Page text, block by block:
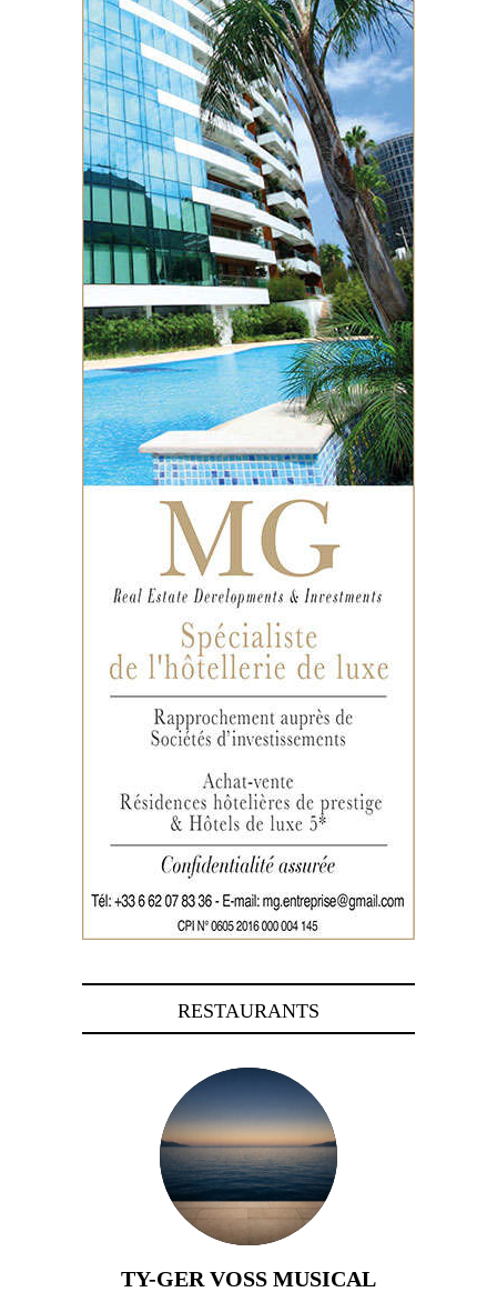
RESTAURANTS
TY-GER VOSS MUSICAL